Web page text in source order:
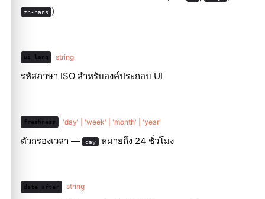
zh-hans )
ui_lang string
รหัสภาษา ISO สำหรับองค์ประกอบ UI
freshness 'day' | 'week' | 'month' | 'year'
ตัวกรองเวลา — day หมายถึง 24 ชั่วโมง
date_after string